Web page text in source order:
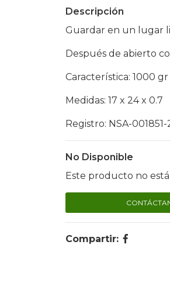
Descripción
Guardar en un lugar
Después de abierto
Característica: 1000 gr
Medidas: 17 x 24 x 0.7
Registro: NSA-001851-
No Disponible
Este producto no
Compartir: